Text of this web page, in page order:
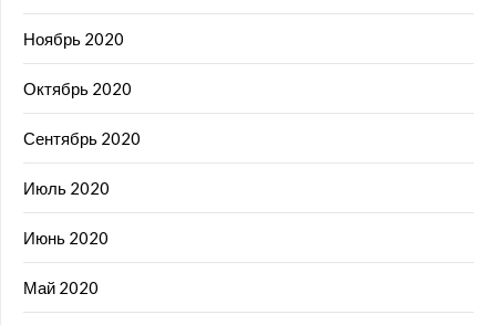
Ноябрь 2020
Октябрь 2020
Сентябрь 2020
Июль 2020
Июнь 2020
Май 2020